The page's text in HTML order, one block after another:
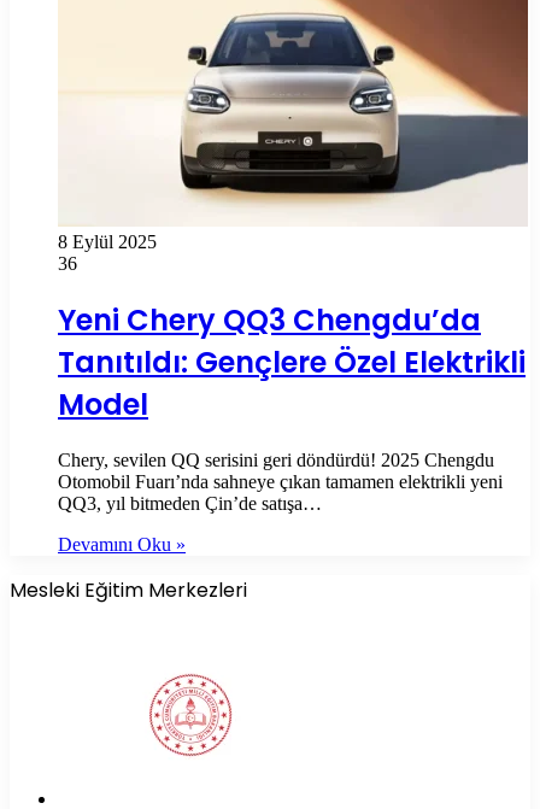
8 Eylül 2025
36
Yeni Chery QQ3 Chengdu’da
Tanıtıldı: Gençlere Özel Elektrikli
Model
Chery, sevilen QQ serisini geri döndürdü! 2025 Chengdu
Otomobil Fuarı’nda sahneye çıkan tamamen elektrikli yeni
QQ3, yıl bitmeden Çin’de satışa…
Devamını Oku »
Mesleki Eğitim Merkezleri